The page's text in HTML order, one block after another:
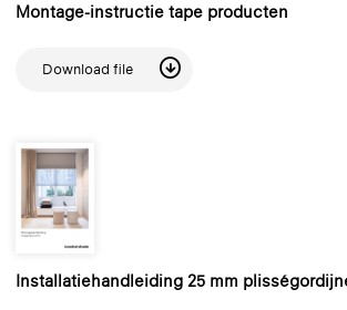
Montage-instructie tape producten
Download file
Installatiehandleiding 25 mm